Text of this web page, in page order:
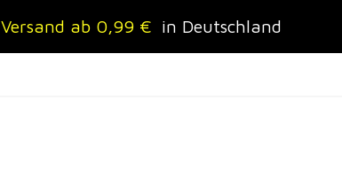
Versand ab 0,99 € in Deutschland